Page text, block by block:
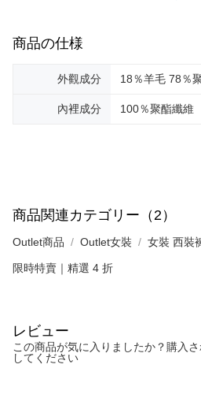
商品の仕様
外觀成分 18％羊毛 78％
內裡成分 100％聚酯纖維
商品関連カテゴリー（2）
Outlet商品 Outlet女裝 女裝 西裝
限時特賣｜精選 4 折
レビュー
この商品が気に入りましたか？購入
してください